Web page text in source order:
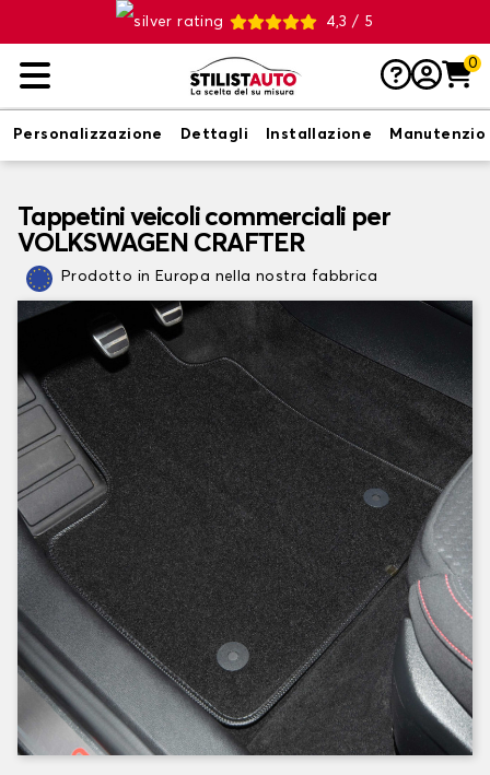
4,3 / 5
0
Personalizzazione Dettagli Installazione
Tappetini veicoli commerciali per
VOLKSWAGEN CRAFTER
Prodotto in Europa nella nostra fabbrica